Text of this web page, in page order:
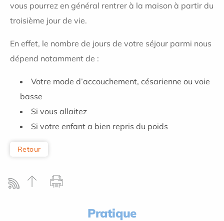
vous pourrez en général rentrer à la maison à partir du
troisième jour de vie.
En effet, le nombre de jours de votre séjour parmi nous
dépend notamment de :
Votre mode d’accouchement, césarienne ou voie
basse
Si vous allaitez
Si votre enfant a bien repris du poids
Retour
Pratique